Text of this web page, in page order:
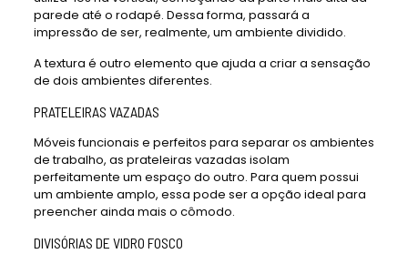
parede até o rodapé. Dessa forma, passará a
impressão de ser, realmente, um ambiente dividido.
A textura é outro elemento que ajuda a criar a sensação
de dois ambientes diferentes.
PRATELEIRAS VAZADAS
Móveis funcionais e perfeitos para separar os ambientes
de trabalho, as prateleiras vazadas isolam
perfeitamente um espaço do outro. Para quem possui
um ambiente amplo, essa pode ser a opção ideal para
preencher ainda mais o cômodo.
DIVISÓRIAS DE VIDRO FOSCO